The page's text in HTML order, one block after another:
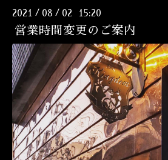
2021 / 08 / 02 15:20
営業時間変更のご案内